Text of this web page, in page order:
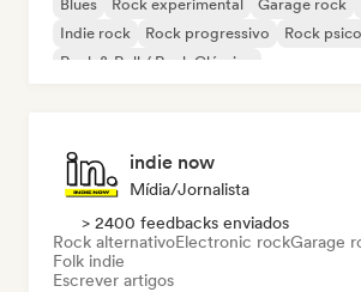
Blues Rock experimental Garage rock
Indie rock
Rock progressivo
Rock
Rock & Roll / Rock Clássico
indie now
Mídia/Jornalista
> 2400 feedbacks enviados
Rock alternativoElectronic rockGarage
Folk indie
Escrever artigos